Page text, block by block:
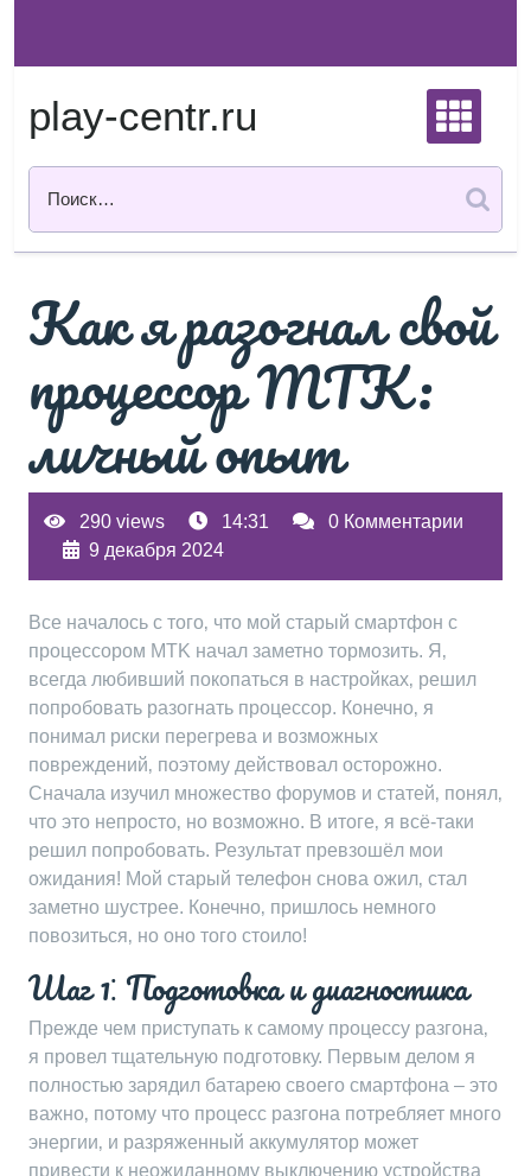
содержимому
play-centr.ru
Как я разогнал свой
процессор MTK:
личный опыт
290 views 14:31
0 Комментарии
9 декабря 2024
Все началось с того‚ что мой старый смартфон с
процессором MTK начал заметно тормозить. Я‚
всегда любивший покопаться в настройках‚ решил
попробовать разогнать процессор. Конечно‚ я
понимал риски перегрева и возможных
повреждений‚ поэтому действовал осторожно.
Сначала изучил множество форумов и статей‚ понял‚
что это непросто‚ но возможно. В итоге‚ я всё-таки
решил попробовать. Результат превзошёл мои
ожидания! Мой старый телефон снова ожил‚ стал
заметно шустрее. Конечно‚ пришлось немного
повозиться‚ но оно того стоило!
Шаг 1⁚ Подготовка и диагностика
Прежде чем приступать к самому процессу разгона‚
я провел тщательную подготовку. Первым делом я
полностью зарядил батарею своего смартфона – это
важно‚ потому что процесс разгона потребляет много
энергии‚ и разряженный аккумулятор может
привести к неожиданному выключению устройства